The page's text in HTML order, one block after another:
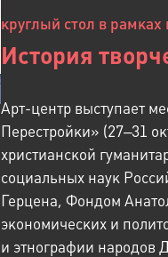
круглый стол в
История
Арт-центр выступает
Перестройки» (27‒31
христианской
социальных наук
Герцена, Фондом
экономических и
и этнографии народов